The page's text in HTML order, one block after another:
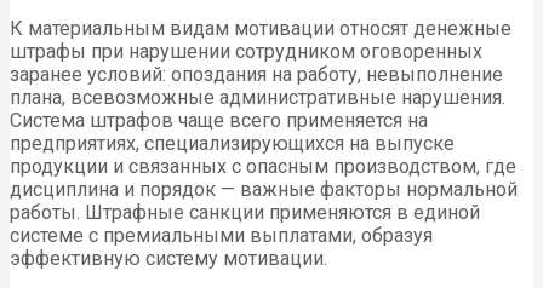
К материальным видам мотивации относят денежные
штрафы при нарушении сотрудником оговоренных
заранее условий: опоздания на работу, невыполнение
плана, всевозможные административные нарушения.
Система штрафов чаще всего применяется на
предприятиях, специализирующихся на выпуске
продукции и связанных с опасным производством, где
дисциплина и порядок — важные факторы нормальной
работы. Штрафные санкции применяются в единой
системе с премиальными выплатами, образуя
эффективную систему мотивации.